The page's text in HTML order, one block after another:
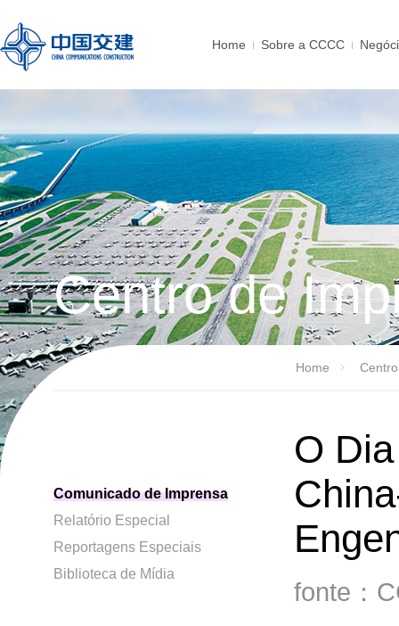
Home Sobre a CCCC
Centro de
Home
Comunicado de Imprensa
Relatório Especial
Reportagens Especiais
Biblioteca de Mídia
O
fonte：